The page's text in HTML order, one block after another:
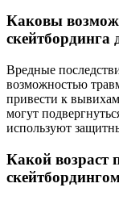
Каковы
скейтбординга
Вредные
возможностью
привести к
могут
используют
Какой возраст